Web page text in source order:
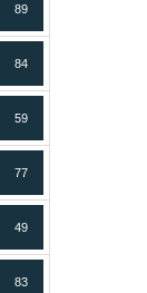
89
84
59
77
49
83